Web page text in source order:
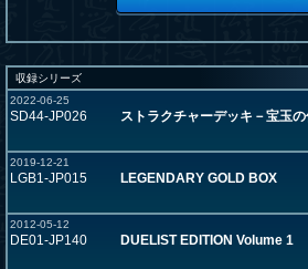
収録シリーズ
2022-06-25
SD44-JP026 ストラクチャーデッキ－宝玉の
2019-12-21
LGB1-JP015 LEGENDARY GOLD BOX
2012-05-12
DE01-JP140 DUELIST EDITION Volume 1